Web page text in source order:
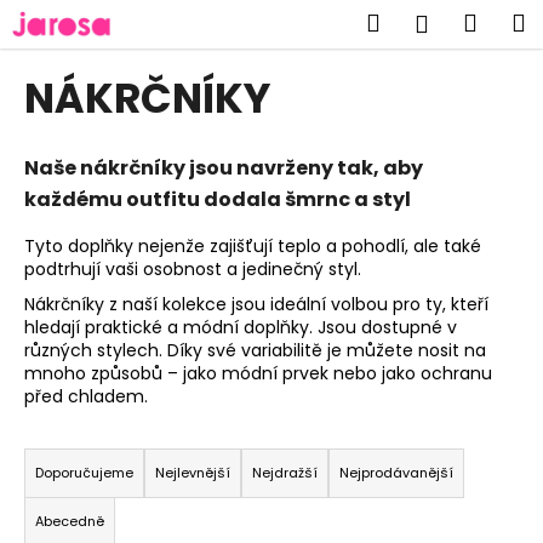
Přejít
na
obsah
Hledat
NÁKRČNÍKY
Naše nákrčníky jsou navrženy tak, aby
každému outfitu dodala šmrnc a styl
Tyto doplňky nejenže zajišťují teplo a pohodlí, ale také
podtrhují vaši osobnost a jedinečný styl.
Nákrčníky z naší kolekce jsou ideální volbou pro ty, kteří
hledají praktické a módní doplňky. Jsou dostupné v
různých stylech. Díky své variabilitě je můžete nosit na
mnoho způsobů – jako módní prvek nebo jako ochranu
před chladem.
Ř
a
z
Doporučujeme Nejlevnější Nejdražší Nejprodávanější
Abecedně
o
o
p
t
ř
e
b
u
j
e
t
e